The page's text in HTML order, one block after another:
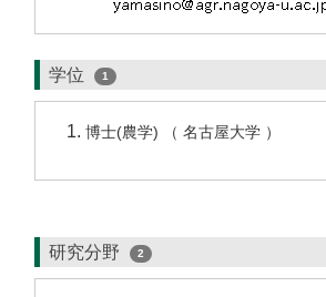
学位 1
博士(農学) （ 名古屋大学 ）
研究分野 2